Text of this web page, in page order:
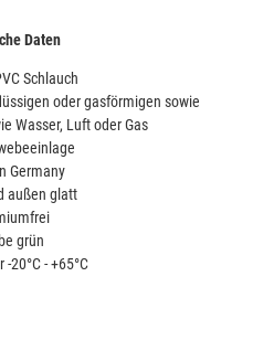
Daten
Schlauch
oder gasförmigen sowie
Wasser, Luft oder Gas
Germany
außen glatt
grün
20°C - +65°C